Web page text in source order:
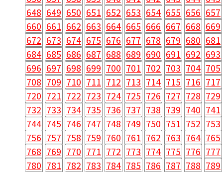
648 649 650 651 652 653 654 655 656 657
660 661 662 663 664 665 666 667 668 669
672 673 674 675 676 677 678 679 680 681
684 685 686 687 688 689 690 691 692 693
696 697 698 699 700 701 702 703 704 705
708 709 710 711 712 713 714 715 716 717
720 721 722 723 724 725 726 727 728 729
732 733 734 735 736 737 738 739 740 741
744 745 746 747 748 749 750 751 752 753
756 757 758 759 760 761 762 763 764 765
768 769 770 771 772 773 774 775 776 777
780 781 782 783 784 785 786 787 788 789